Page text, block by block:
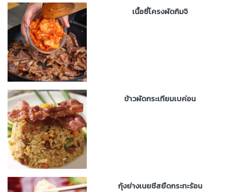
เนื้อซี่โครงผัดกิมจิ
ข้าวผัดกระเทียมเบค่อน
กุ้งย่างเนยชีสยืดกระทะร้อน